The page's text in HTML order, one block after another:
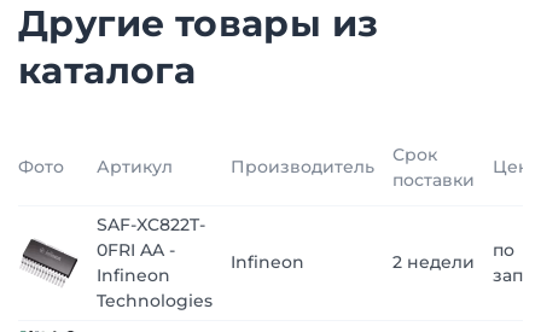
Другие товары из
каталога
Фото Артикул Производитель
Срок
поставки
Цена
SAF-XC822T-
0FRI AA -
Infineon
Technologies
Infineon 2 недели
по